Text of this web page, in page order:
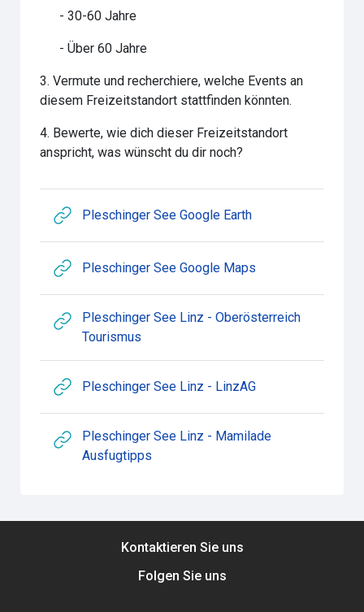
- 30-60 Jahre
 - Über 60 Jahre
3. Vermute und recherchiere, welche Events an
diesem Freizeitstandort stattfinden könnten.
4. Bewerte, wie dich dieser Freizeitstandort
anspricht, was wünscht du dir noch?
Pleschinger See Google EarthLink/URL
Pleschinger See Google Maps
Pleschinger See Linz - Oberösterreich
Tourismus
Pleschinger See Linz - LinzAGLink/URL
Pleschinger See Linz - Mamilade
Ausfugtipps
Kontaktieren Sie uns
Folgen Sie uns